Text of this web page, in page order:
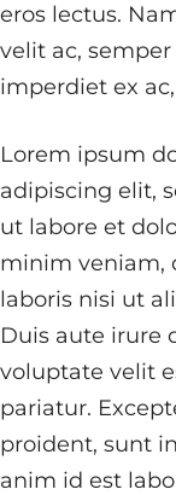
eros lectus.
velit ac,
imperdiet ex
Lorem ipsum
adipiscing elit,
ut labore et
minim veniam,
laboris nisi ut
Duis aute irure
voluptate velit
pariatur.
proident, sunt
anim id est